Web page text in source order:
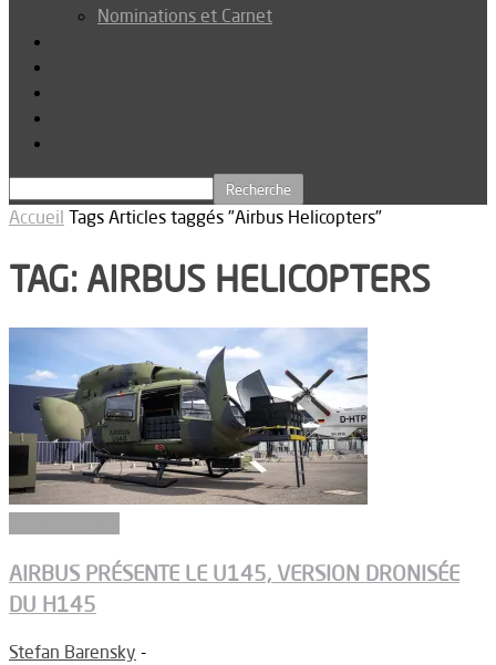
Nominations et Carnet
Accueil Tags Articles taggés "Airbus Helicopters"
TAG: AIRBUS HELICOPTERS
AIRBUS PRÉSENTE LE U145, VERSION DRONISÉE
DU H145
Stefan Barensky -